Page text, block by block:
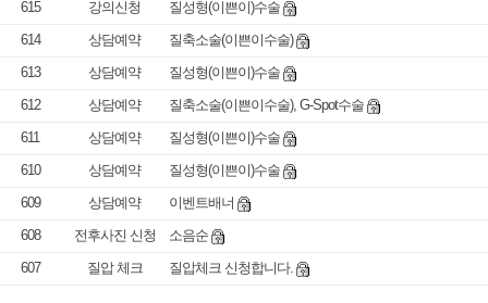
615
강의신청
질성형(이쁜이)수술
614
상담예약
질축소술(이쁜이수술)
613
상담예약
질성형(이쁜이)수술
612
상담예약
질축소술(이쁜이수술), G-Spot수술
611
상담예약
질성형(이쁜이)수술
610
상담예약
질성형(이쁜이)수술
609
상담예약
이벤트배너
608
전후사진 신청
소음순
607
질압 체크 질압체크 신청합니다.